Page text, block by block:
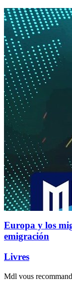
Europa y los
emigración
Livres
Mdl vous